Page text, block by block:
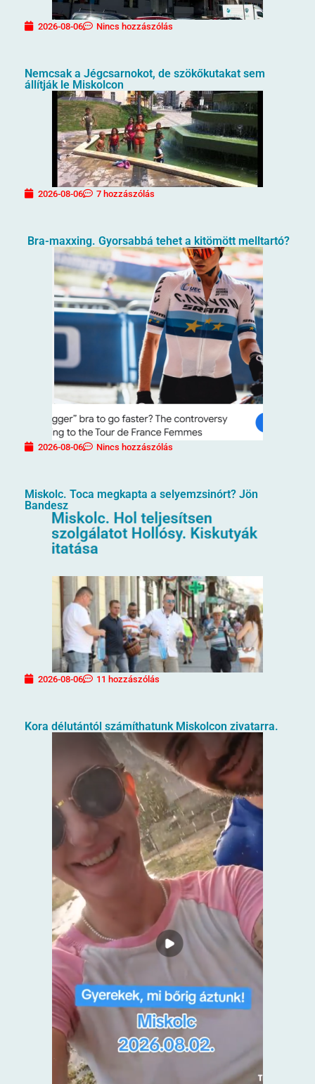
2026-08-06 Nincs hozzászólás
Nemcsak a Jégcsarnokot, de szökőkutakat sem
állítják le Miskolcon
2026-08-06 7 hozzászólás
Bra-maxxing. Gyorsabbá tehet a kitömött melltartó?
2026-08-06 Nincs hozzászólás
Miskolc. Toca megkapta a selyemzsinórt? Jön
Bandesz
2026-08-06 11 hozzászólás
Kora délutántól számíthatunk Miskolcon zivatarra.